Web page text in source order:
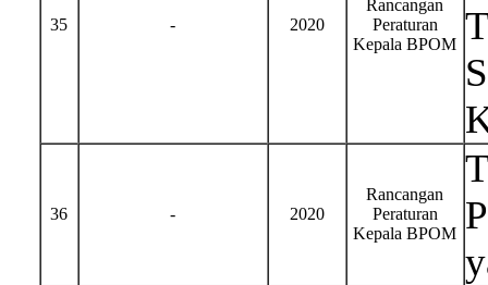
35 - 2020
Rancangan
Peraturan
Kepala BPOM
36 - 2020
Rancangan
Peraturan
Kepala BPOM